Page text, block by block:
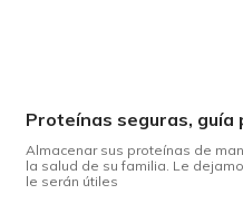
Almacenar sus proteínas de
la salud de su familia. Le
le serán útiles